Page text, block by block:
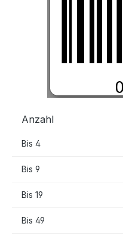
Anzahl
Bis 4
Bis 9
Bis 19
Bis 49